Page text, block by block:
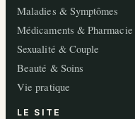
Maladies & Symptômes
Médicaments & Pharmacie
Sexualité & Couple
Beauté & Soins
Vie pratique
LE SITE